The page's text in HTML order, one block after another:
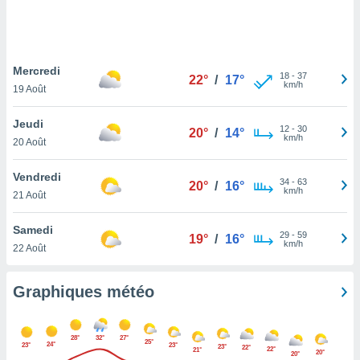
pas
de
cas,
que
sur le
ne
Mercredi
19 Août
22° / 17° 18- 37
km/h
Jeudi
20 Août
20° / 14° 12- 30
km/h
Vendredi
21 Août
20° / 16° 34- 63
km/h
Samedi
22 Août
19° / 16° 29- 59
km/h
Graphiques météo
23° 24°
28° 32° 27°
25° 23°
21° 23° 22° 22°
20° 20°